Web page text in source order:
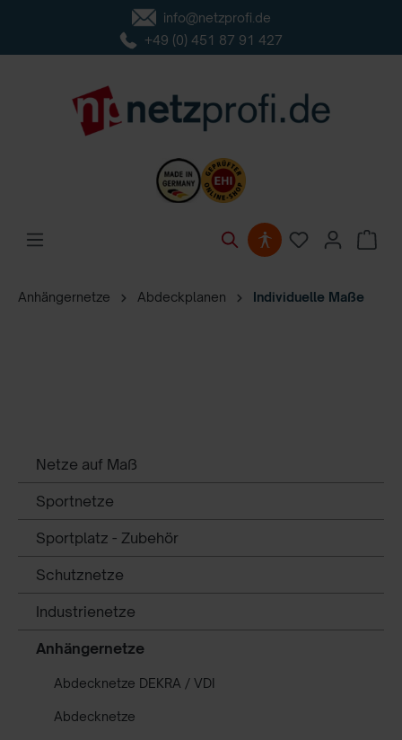
info@netzprofi.de
+49 (0) 451 87 91 427
Anhängernetze Abdeckplanen Individuelle Maße
Netze auf Maß
Sportnetze
Sportplatz - Zubehör
Schutznetze
Industrienetze
Anhängernetze
Abdecknetze DEKRA / VDI
Abdecknetze